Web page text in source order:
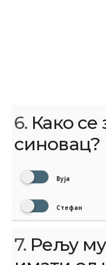
6. Како
синовац?
Вујa
Стефан
7. Рељу